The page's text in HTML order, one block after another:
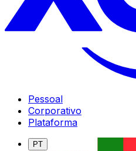
Pessoal
Corporativo
Plataforma
PT